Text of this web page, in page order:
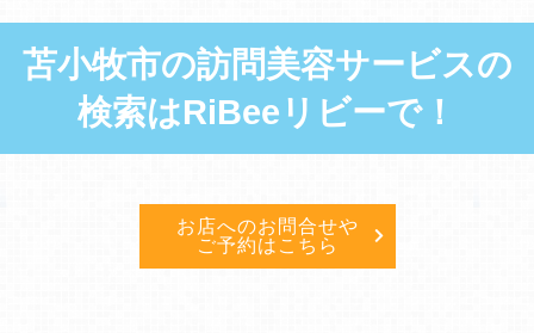
苫小牧市の訪問美容サービスの
検索はRiBeeリビーで！
お店へのお問合せや
ご予約はこちら